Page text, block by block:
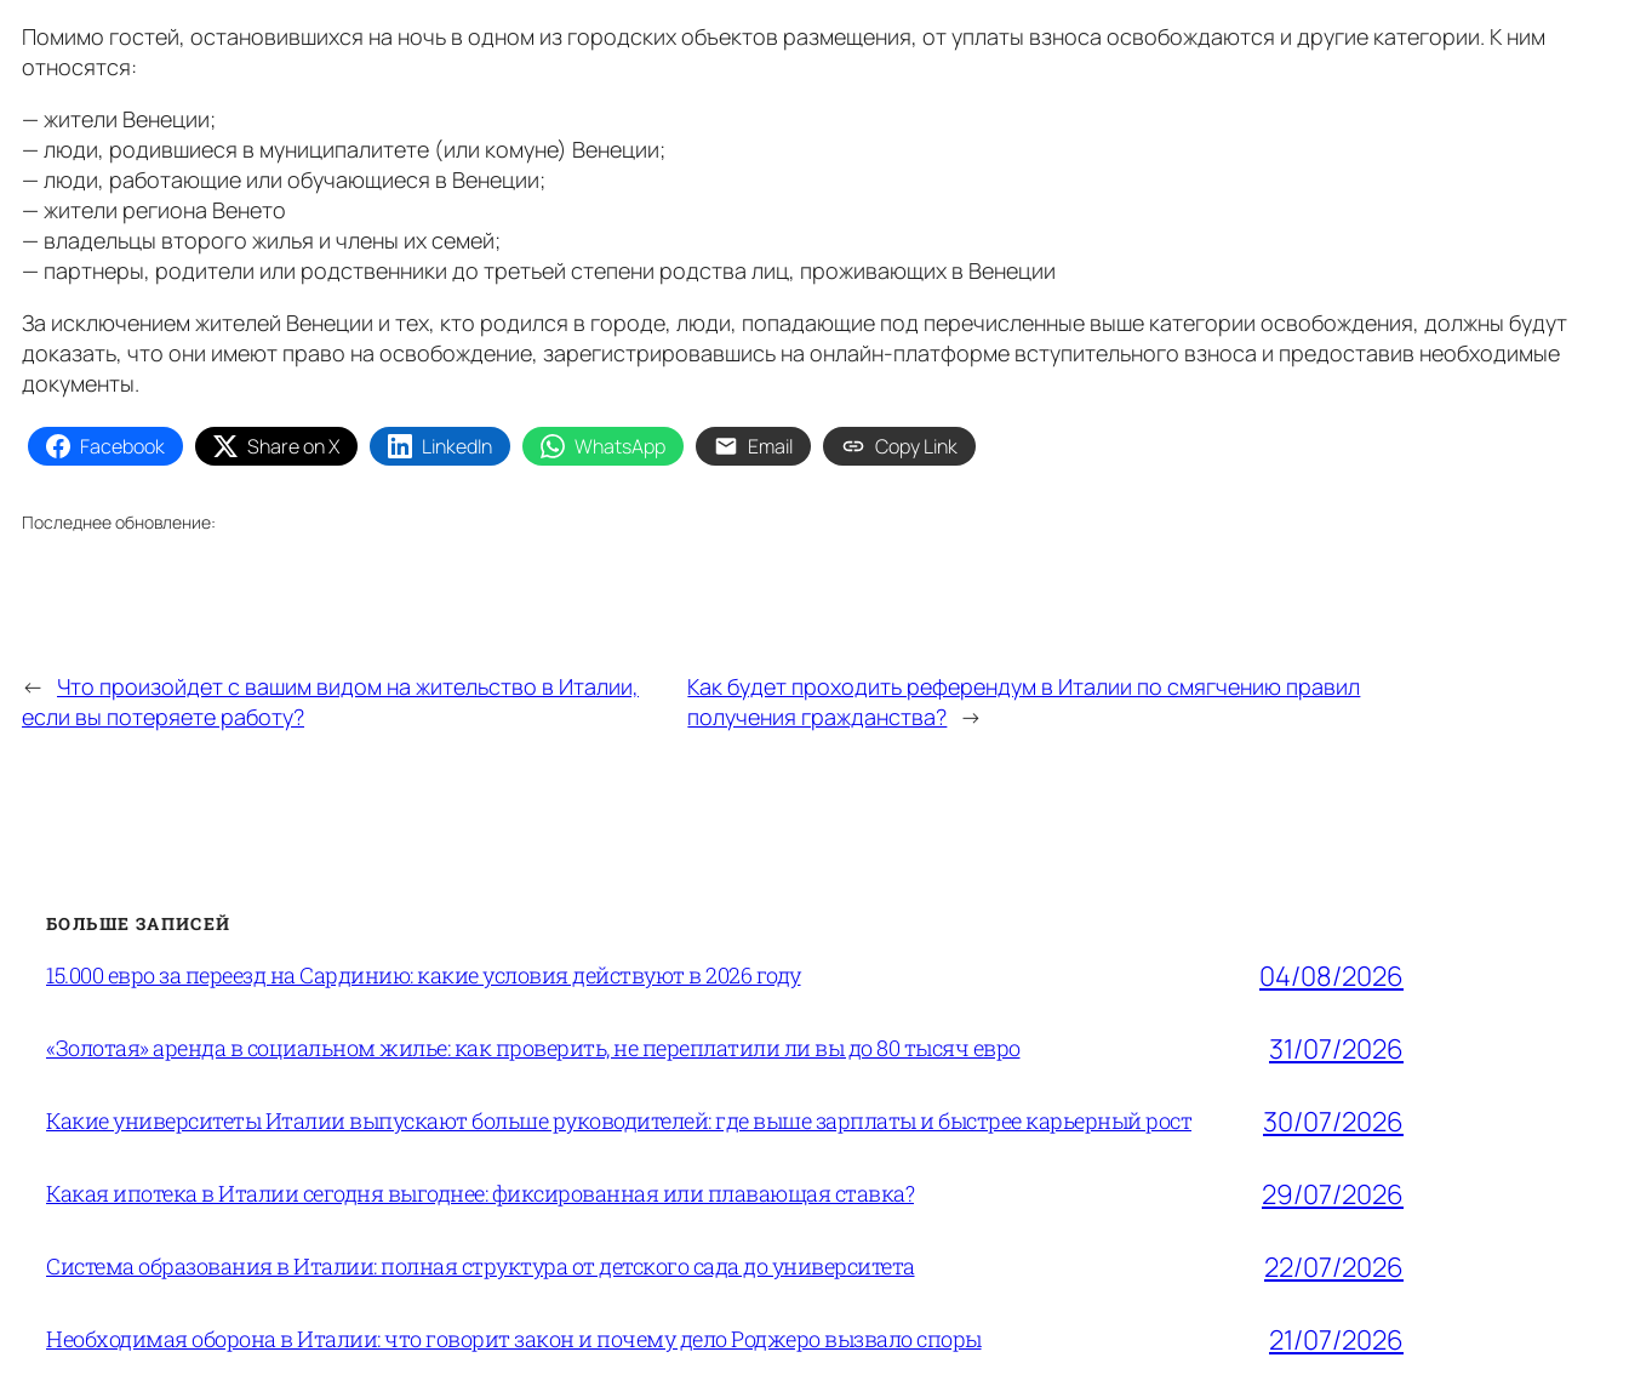
Помимо гостей, остановившихся на ночь в одном из городских объектов размещения, от уплаты взноса освобождаются и другие категории. К ним
относятся:
— жители Венеции;
— люди, родившиеся в муниципалитете (или комуне) Венеции;
— люди, работающие или обучающиеся в Венеции;
— жители региона Венето
— владельцы второго жилья и члены их семей;
— партнеры, родители или родственники до третьей степени родства лиц, проживающих в Венеции
За исключением жителей Венеции и тех, кто родился в городе, люди, попадающие под перечисленные выше категории освобождения, должны будут
доказать, что они имеют право на освобождение, зарегистрировавшись на онлайн-платформе вступительного взноса и предоставив необходимые
документы.
Facebook Share on X LinkedIn WhatsApp Email Copy Link
Последнее обновление:
← Что произойдет с вашим видом на жительство в Италии,
если вы потеряете работу?
Как будет проходить референдум в Италии по смягчению правил
получения гражданства? →
БОЛЬШЕ ЗАПИСЕЙ
15.000 евро за переезд на Сардинию: какие условия действуют в 2026 году 04/08/2026
«Золотая» аренда в социальном жилье: как проверить, не переплатили ли вы до 80 тысяч евро 31/07/2026
Какие университеты Италии выпускают больше руководителей: где выше зарплаты и быстрее карьерный рост 30/07/2026
Какая ипотека в Италии сегодня выгоднее: фиксированная или плавающая ставка? 29/07/2026
Система образования в Италии: полная структура от детского сада до университета 22/07/2026
Необходимая оборона в Италии: что говорит закон и почему дело Роджеро вызвало споры 21/07/2026